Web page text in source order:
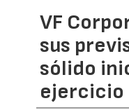
VF
sus
sólido
ejercicio